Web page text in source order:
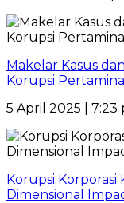
Makelar Kasus
Korupsi Pertamina
5 April 2025 | 7:23
Korupsi
Dimensional